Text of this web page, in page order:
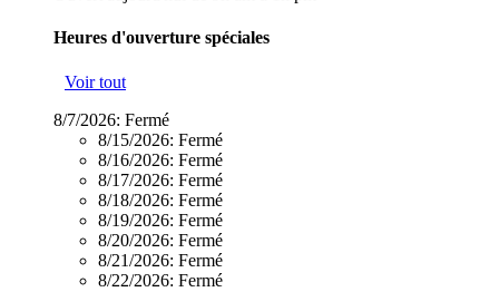
Heures d'ouverture spéciales
Voir tout
8/7/2026: Fermé
8/15/2026: Fermé
8/16/2026: Fermé
8/17/2026: Fermé
8/18/2026: Fermé
8/19/2026: Fermé
8/20/2026: Fermé
8/21/2026: Fermé
8/22/2026: Fermé